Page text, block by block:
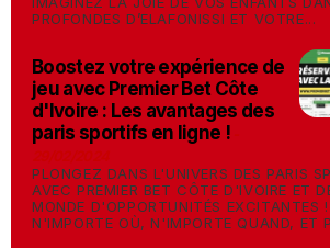
PROFONDES D’ELAFONISSI ET VOTRE...
Boostez votre expérience de
jeu avec Premier Bet Côte
d'Ivoire : Les avantages des
paris sportifs en ligne !
PLONGEZ DANS L'UNIVERS DES PARIS
AVEC PREMIER BET CÔTE D'IVOIRE ET
MONDE D'OPPORTUNITÉS EXCITANTES
N'IMPORTE OÙ, N'IMPORTE QUAND, ET